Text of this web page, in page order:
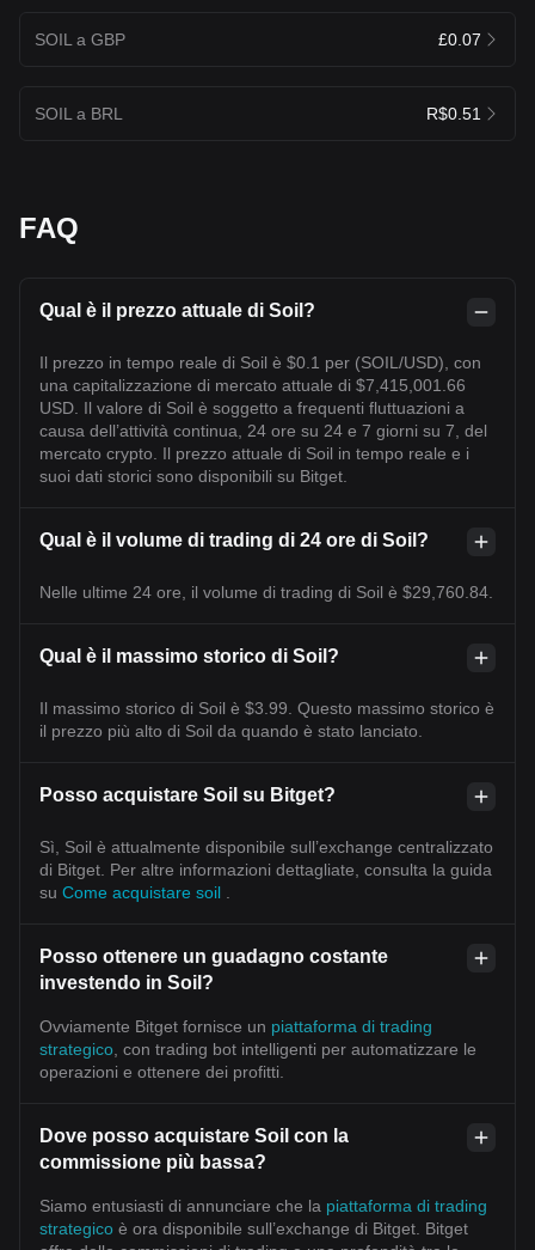
SOIL a GBP £0.07
SOIL a BRL R$0.51
FAQ
Qual è il prezzo attuale di Soil?
Il prezzo in tempo reale di Soil è $0.1 per (SOIL/USD), con
una capitalizzazione di mercato attuale di $7,415,001.66
USD. Il valore di Soil è soggetto a frequenti fluttuazioni a
causa dell’attività continua, 24 ore su 24 e 7 giorni su 7, del
mercato crypto. Il prezzo attuale di Soil in tempo reale e i
suoi dati storici sono disponibili su Bitget.
Qual è il volume di trading di 24 ore di Soil?
Nelle ultime 24 ore, il volume di trading di Soil è $29,760.84.
Qual è il massimo storico di Soil?
Il massimo storico di Soil è $3.99. Questo massimo storico è
il prezzo più alto di Soil da quando è stato lanciato.
Posso acquistare Soil su Bitget?
Sì, Soil è attualmente disponibile sull’exchange centralizzato
di Bitget. Per altre informazioni dettagliate, consulta la guida
su Come acquistare soil
Posso ottenere un guadagno costante
investendo in Soil?
Ovviamente Bitget fornisce un piattaforma di trading
strategico , con trading bot intelligenti per automatizzare le
operazioni e ottenere dei profitti.
Dove posso acquistare Soil con la
commissione più bassa?
Siamo entusiasti di annunciare che la piattaforma di trading
strategico è ora disponibile sull’exchange di Bitget. Bitget